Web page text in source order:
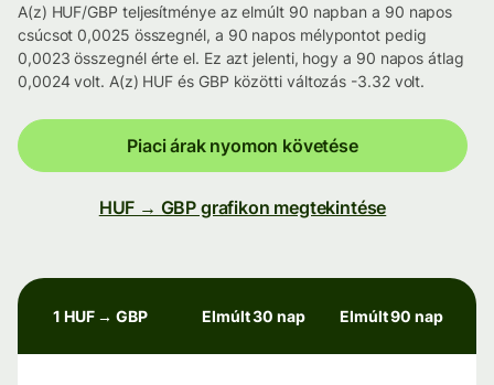
A(z) HUF/GBP teljesítménye az elmúlt 90 napban a 90 napos
csúcsot 0,0025 összegnél, a 90 napos mélypontot pedig
0,0023 összegnél érte el. Ez azt jelenti, hogy a 90 napos átlag
0,0024 volt. A(z) HUF és GBP közötti változás -3.32 volt.
Piaci árak nyomon követése
HUF → GBP grafikon megtekintése
1 HUF → GBP Elmúlt 30 nap Elmúlt 90 nap